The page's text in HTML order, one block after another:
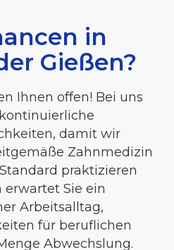
in
Gießen?
Ihnen offen! Bei uns
damit wir
Zahnmedizin
praktizieren
erwartet Sie ein
Arbeitsalltag,
für beruflichen
Abwechslung.